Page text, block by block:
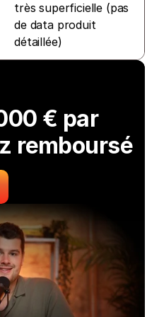
très superficielle (pas
de data produit
détaillée)
€ par
remboursé